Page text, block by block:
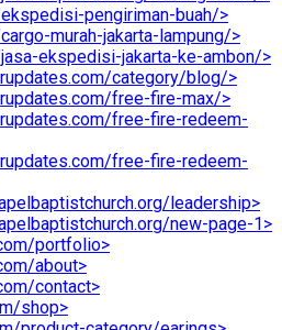
pengiriman-buah/>
murah-jakarta-lampung/>
ekspedisi-jakarta-ke-ambon/>
category/blog/>
free-fire-max/>
free-fire-redeem-
free-fire-redeem-
leadership>
new-page-1>
portfolio>
about>
contact>
shop>